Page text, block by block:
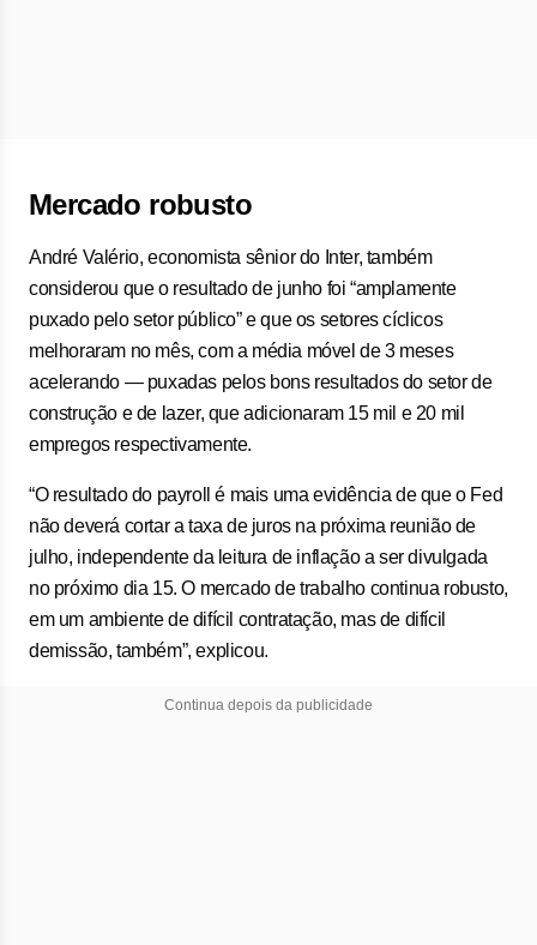
Mercado robusto
André Valério, economista sênior do Inter, também
considerou que o resultado de junho foi “amplamente
puxado pelo setor público” e que os setores cíclicos
melhoraram no mês, com a média móvel de 3 meses
acelerando — puxadas pelos bons resultados do setor de
construção e de lazer, que adicionaram 15 mil e 20 mil
empregos respectivamente.
“O resultado do payroll é mais uma evidência de que o Fed
não deverá cortar a taxa de juros na próxima reunião de
julho, independente da leitura de inflação a ser divulgada
no próximo dia 15. O mercado de trabalho continua robusto,
em um ambiente de difícil contratação, mas de difícil
demissão, também”, explicou.
Continua depois da publicidade